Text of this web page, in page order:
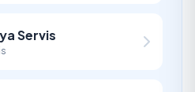
Servis